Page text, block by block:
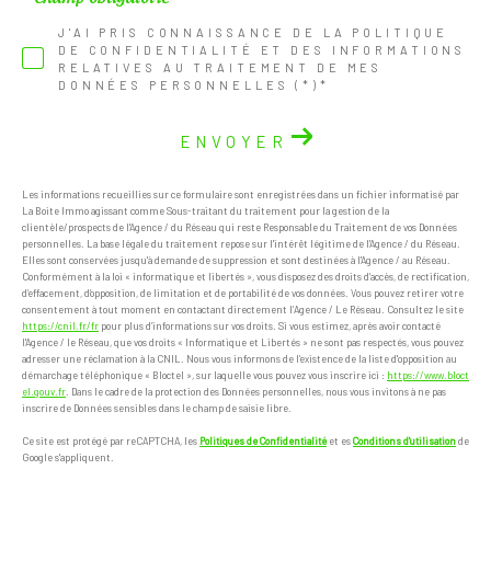
J'AI PRIS CONNAISSANCE DE LA POLITIQUE
DE CONFIDENTIALITÉ ET DES INFORMATIONS
RELATIVES AU TRAITEMENT DE MES
DONNÉES PERSONNELLES (*)*
ENVOYER
Les informations recueillies sur ce formulaire sont enregistrées dans un fichier informatisé par
La Boite Immo agissant comme Sous-traitant du traitement pour la gestion de la
clientèle/prospects de l'Agence / du Réseau qui reste Responsable du Traitement de vos Données
personnelles. La base légale du traitement repose sur l'intérêt légitime de l'Agence / du Réseau.
Elles sont conservées jusqu'à demande de suppression et sont destinées à l'Agence / au Réseau.
Conformément à la loi « informatique et libertés », vous disposez des droits d’accès, de rectification,
d’effacement, d’opposition, de limitation et de portabilité de vos données. Vous pouvez retirer votre
consentement à tout moment en contactant directement l’Agence / Le Réseau. Consultez le site
https://cnil.fr/fr pour plus d’informations sur vos droits. Si vous estimez, après avoir contacté
l'Agence / le Réseau, que vos droits « Informatique et Libertés » ne sont pas respectés, vous pouvez
adresser une réclamation à la CNIL. Nous vous informons de l’existence de la liste d'opposition au
démarchage téléphonique « Bloctel », sur laquelle vous pouvez vous inscrire ici : https://www.bloct
el.gouv.fr . Dans le cadre de la protection des Données personnelles, nous vous invitons à ne pas
inscrire de Données sensibles dans le champ de saisie libre.
Ce site est protégé par reCAPTCHA, les Politiques de Confidentialitéet esConditions d'utilisationde
Google s'appliquent.